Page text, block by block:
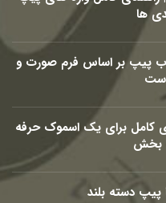
ها
پیپ بر اساس فرم صورت و
کامل برای یک اسموک حرفه
بخش
دسته بلند